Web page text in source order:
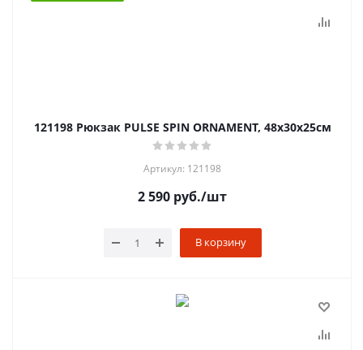
121198 Рюкзак PULSE SPIN ORNAMENT, 48х30х25см
Артикул: 121198
2 590 руб./шт
В корзину